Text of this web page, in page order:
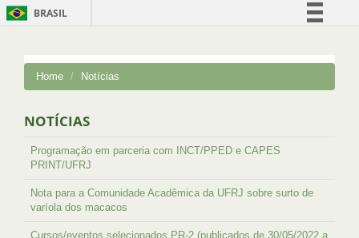
BRASIL
Comunica BR
Canais
Home Notícias
NOTÍCIAS
Programação em parceria com INCT/PPED e CAPES
PRINT/UFRJ
Nota para a Comunidade Acadêmica da UFRJ sobre surto de
varíola dos macacos
Cursos/eventos selecionados PR-2 (publicados de 30/05/2022 a